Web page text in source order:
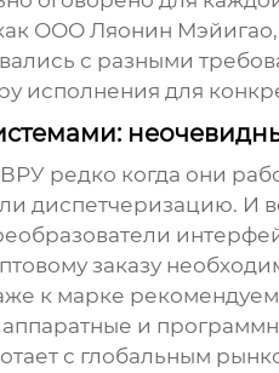
ООО Ляонин Мэйигао
с разными
исполнения для
редко когда они
диспетчеризацию. И
заказу
к марке
и
с глобальным